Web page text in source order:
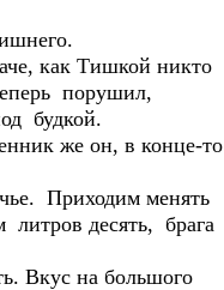
как Тишкой никто
порушил,
будкой.
же он, в конце-то
Приходим менять
литров десять, брага
Вкус на большого